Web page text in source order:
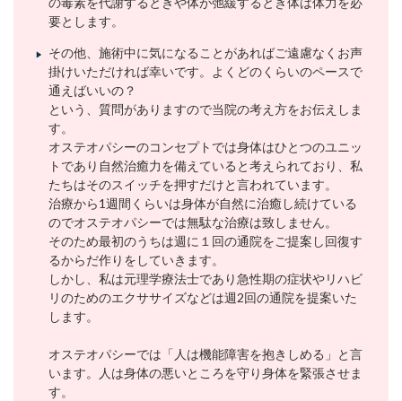
要とします。
その他、施術中に気になることがあればご遠慮なくお声
掛けいただければ幸いです。よくどのくらいのペースで
通えばいいの？
という、質問がありますので当院の考え方をお伝えしま
す。
オステオパシーのコンセプトでは身体はひとつのユニッ
トであり自然治癒力を備えていると考えられており、私
たちはそのスイッチを押すだけと言われています。
治療から1週間くらいは身体が自然に治癒し続けている
のでオステオパシーでは無駄な治療は致しません。
そのため最初のうちは週に１回の通院をご提案し回復す
るからだ作りをしていきます。
しかし、私は元理学療法士であり急性期の症状やリハビ
リのためのエクササイズなどは週2回の通院を提案いた
します。
オステオパシーでは「人は機能障害を抱きしめる」と言
います。人は身体の悪いところを守り身体を緊張させま
す。